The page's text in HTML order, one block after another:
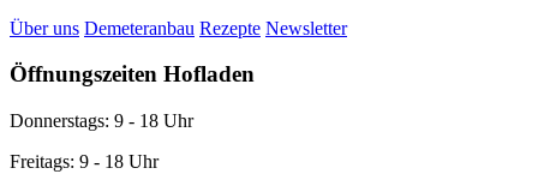
Über uns Demeteranbau Rezepte Newsletter
Öffnungszeiten Hofladen
Donnerstags: 9 - 18 Uhr
Freitags: 9 - 18 Uhr